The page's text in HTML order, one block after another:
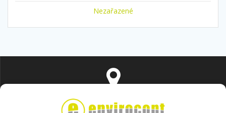
Nezařazené
Na Popluží 821/11 400 01 Ústí nad Labem